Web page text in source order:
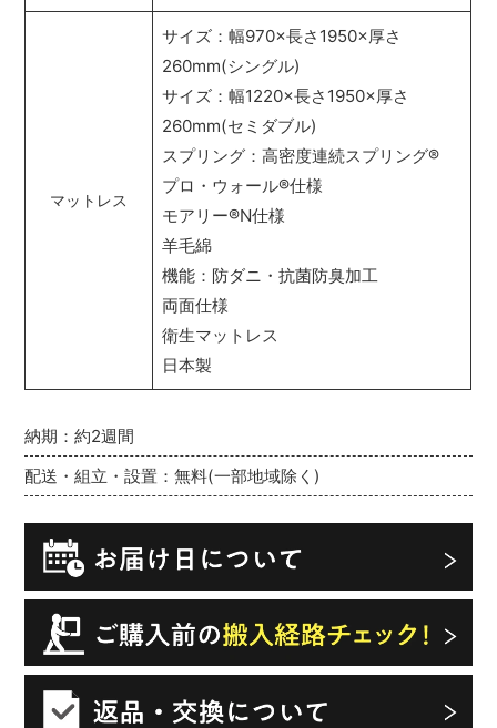
納期：約2週間
配送・組立・設置：無料(一部地域除く)
マットレス
サイズ：幅970×長さ1950×厚さ
260mm(シングル)
サイズ：幅1220×長さ1950×厚さ
260mm(セミダブル)
スプリング：高密度連続スプリング®
プロ・ウォール®仕様
モアリー®N仕様
羊毛綿
機能：防ダニ・抗菌防臭加工
両面仕様
衛生マットレス
日本製